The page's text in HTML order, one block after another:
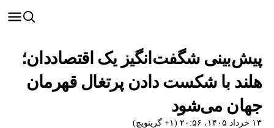
پیش‌بینی شگفت‌انگیز یک اقتصاددان؛
هلند با شکست دادن پرتغال قهرمان
جهان می‌شود
۱۳ خرداد ۱۴۰۵، ۲۰:۵۶ (‎+۱ گرینویچ)